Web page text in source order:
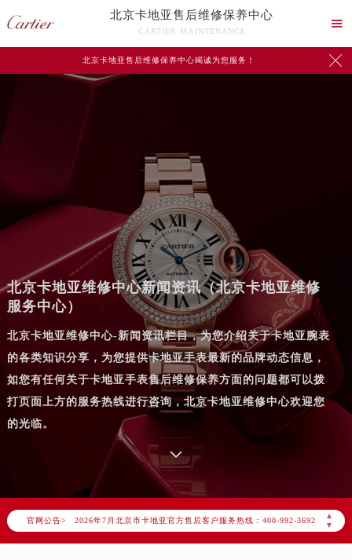
北京卡地亚售后维修保养中心
CARTIER MAINTENANCE

北京卡地亚售后维修保养中心竭诚为您服务！ 
北京卡地亚维修中心新闻资讯（北京卡地亚维修
服务中心）
北京卡地亚维修中心-新闻资讯栏目，为您介绍关于卡地亚腕表
的各类知识分享，为您提供卡地亚手表最新的品牌动态信息，
如您有任何关于卡地亚手表售后维修保养方面的问题都可以拨
打页面上方的服务热线进行咨询，北京卡地亚维修中心欢迎您
的光临。
官网公告>
▲
▼
2026年7月卡地亚北京市售后服务网络优化升级公告
2026年7月卡地亚售后服务中心最新网点地址：